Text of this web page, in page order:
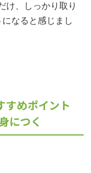
け、しっかり取り
なると感じまし
すめポイント
につく